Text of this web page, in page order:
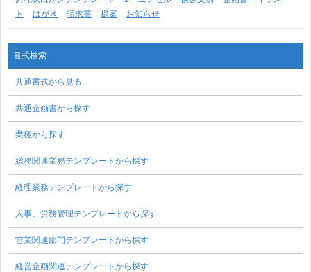
ト
はがき 請求書 提案 お知らせ
書式検索
共通書式から見る
共通企画書から探す
業種から探す
総務関連業務テンプレートから探す
経理業務テンプレートから探す
人事、労務管理テンプレートから探す
営業関連部門テンプレートから探す
経営企画関連テンプレートから探す